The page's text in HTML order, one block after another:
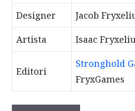
Designer Jacob
Artista Isaac
Editori
Stronghold
FryxGames